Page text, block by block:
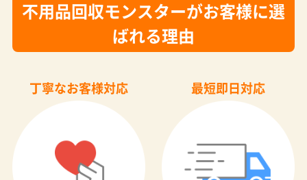
不用品回収モンスターがお客様に選
ばれる理由
丁寧なお客様対応 最短即日対応